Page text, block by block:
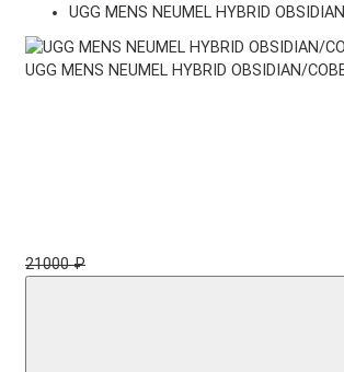
UGG MENS NEUMEL HYBRID
UGG MENS NEUMEL HYBRID OBSIDIAN/
21000 ₽